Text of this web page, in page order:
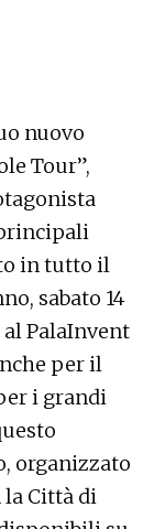
nuovo
Tour”,
in tutto il
sabato 14
PalaInvent
per il
i grandi
organizzato
Città di